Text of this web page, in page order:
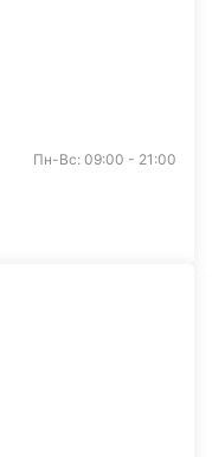
Пн-Вс: 09:00 - 21:00